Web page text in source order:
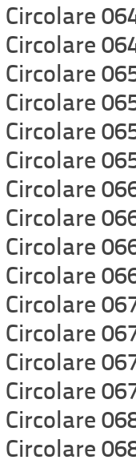
Circolare
Circolare
Circolare
Circolare
Circolare
Circolare
Circolare
Circolare
Circolare
Circolare
Circolare
Circolare
Circolare
Circolare
Circolare
Circolare